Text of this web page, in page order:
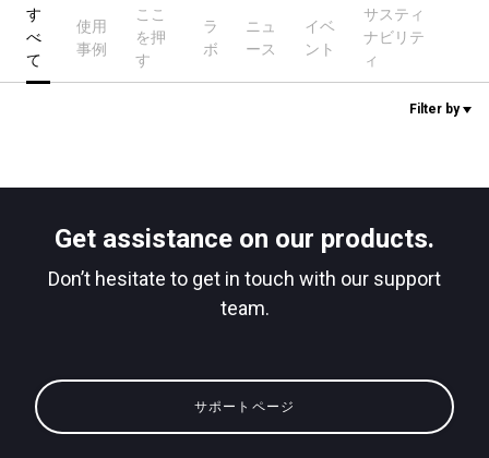
す
べ
て
使用
事例
ここ
を押
す
ラ
ボ
ニュ
ース
イベ
ント
サスティ
ナビリテ
ィ
Filter by
Get assistance on our products.
Don’t hesitate to get in touch with our support
team.
サポートページ
サスティナビリティ
プライバシーポリシー